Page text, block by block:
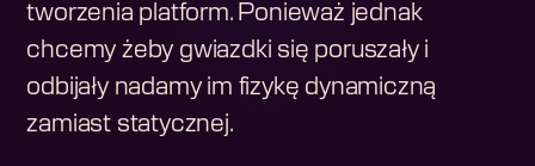
tworzenia platform. Ponieważ jednak
chcemy żeby gwiazdki się poruszały i
odbijały nadamy im fizykę dynamiczną
zamiast statycznej.